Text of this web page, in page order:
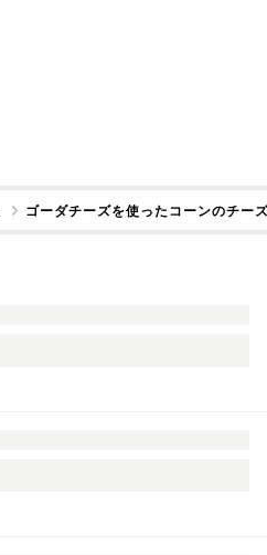
ゴーダチーズを使ったコーンのチー